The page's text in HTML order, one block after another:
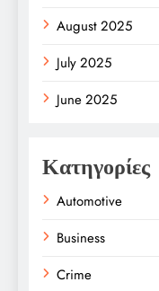
August 2025
July 2025
June 2025
Κατηγορίες
Automotive
Business
Crime